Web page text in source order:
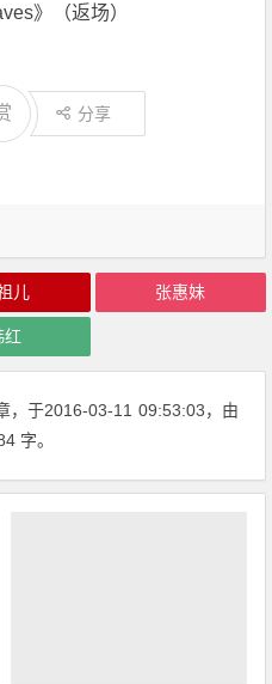
》（返场）
分享
儿 张惠妹
红
，于2016-03-11 09:53:03，由
字。